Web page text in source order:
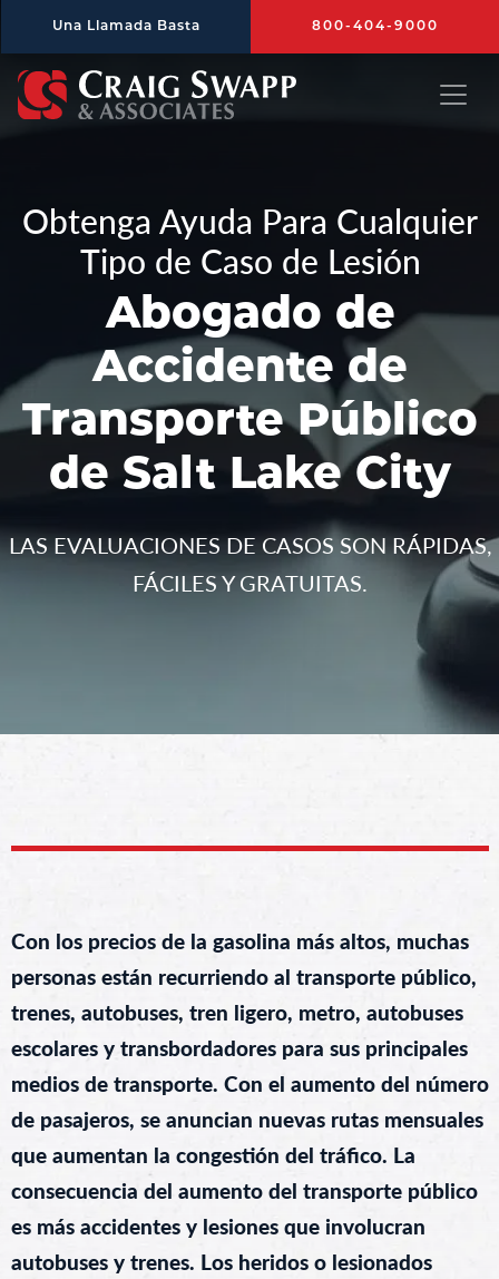
Una Llamada Basta 800-404-9000
Obtenga Ayuda Para Cualquier
Tipo de Caso de Lesión
Abogado de
Accidente de
Transporte Público
de Salt Lake City
LAS EVALUACIONES DE CASOS SON RÁPIDAS,
FÁCILES Y GRATUITAS.
Con los precios de la gasolina más altos, muchas
personas están recurriendo al transporte público,
trenes, autobuses, tren ligero, metro, autobuses
escolares y transbordadores para sus principales
medios de transporte. Con el aumento del número
de pasajeros, se anuncian nuevas rutas mensuales
que aumentan la congestión del tráfico. La
consecuencia del aumento del transporte público
es más accidentes y lesiones que involucran
autobuses y trenes. Los heridos o lesionados